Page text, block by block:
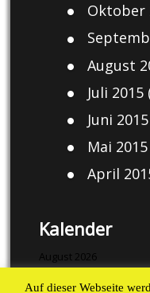
Oktober
August
Juli 2015
Juni 2015
Mai 2015
April
Kalender
August 2026
Auf dieser Webseite